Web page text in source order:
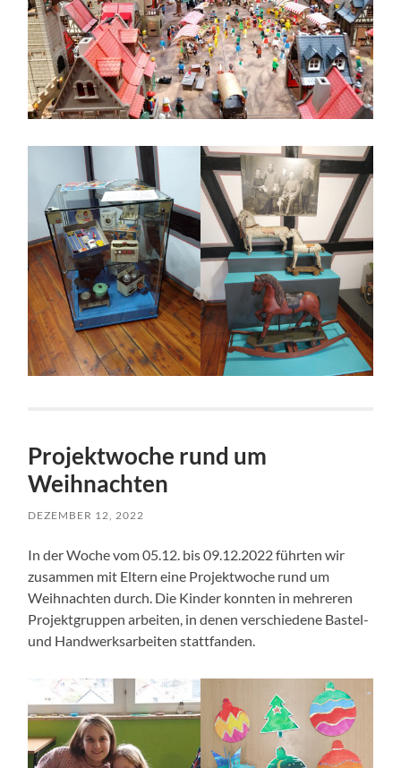
Projektwoche rund um
Weihnachten
DEZEMBER 12, 2022
In der Woche vom 05.12. bis 09.12.2022 führten wir
zusammen mit Eltern eine Projektwoche rund um
Weihnachten durch. Die Kinder konnten in mehreren
Projektgruppen arbeiten, in denen verschiedene Bastel-
und Handwerksarbeiten stattfanden.